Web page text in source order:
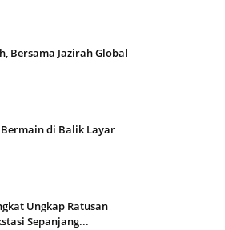
Bersama Jazirah Global
di Balik Layar
Ungkap Ratusan
Sepanjang...